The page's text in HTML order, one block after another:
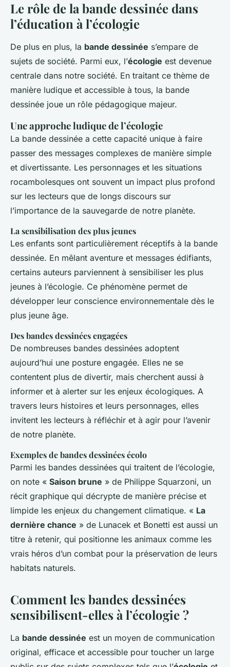
Le rôle de la bande dessinée dans
l’éducation à l’écologie
De plus en plus, la bande dessinée s’empare de
sujets de société. Parmi eux, l’écologie est devenue
centrale dans notre société. En traitant ce thème de
manière ludique et accessible à tous, la bande
dessinée joue un rôle pédagogique majeur.
Une approche ludique de l’écologie
La bande dessinée a cette capacité unique à faire
passer des messages complexes de manière simple
et divertissante. Les personnages et les situations
rocambolesques ont souvent un impact plus profond
sur les lecteurs que de longs discours sur
l’importance de la sauvegarde de notre planète.
La sensibilisation des plus jeunes
Les enfants sont particulièrement réceptifs à la bande
dessinée. En mêlant aventure et messages édifiants,
certains auteurs parviennent à sensibiliser les plus
jeunes à l’écologie. Ce phénomène permet de
développer leur conscience environnementale dès le
plus jeune âge.
Des bandes dessinées engagées
De nombreuses bandes dessinées adoptent
aujourd’hui une posture engagée. Elles ne se
contentent plus de divertir, mais cherchent aussi à
informer et à alerter sur les enjeux écologiques. A
travers leurs histoires et leurs personnages, elles
invitent les lecteurs à réfléchir et à agir pour l’avenir
de notre planète.
Exemples de bandes dessinées écolo
Parmi les bandes dessinées qui traitent de l’écologie,
on note « Saison brune » de Philippe Squarzoni, un
récit graphique qui décrypte de manière précise et
limpide les enjeux du changement climatique. « La
dernière chance » de Lunacek et Bonetti est aussi un
titre à retenir, qui positionne les animaux comme les
vrais héros d’un combat pour la préservation de leurs
habitats naturels.
Comment les bandes dessinées
sensibilisent-elles à l’écologie ?
La bande dessinée est un moyen de communication
original, efficace et accessible pour toucher un large